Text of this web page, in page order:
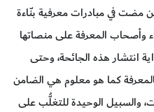
مضت في مبادرات معرفية بنّاءة
وأصحاب المعرفة على منصاتها
انتشار هذه الجائحة، وحتى
كما هو معلوم هي الضامن
والسبيل الوحيدة للتغلُّب على